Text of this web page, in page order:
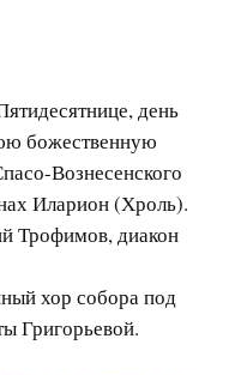
день
божественную
Вознесенского
Иларион (Хроль).
Трофимов, диакон
хор собора под
Григорьевой.